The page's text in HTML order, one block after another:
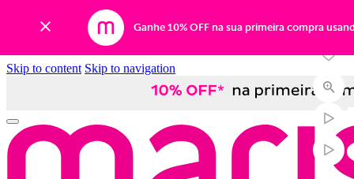
Ganhe 10% OFF na sua primeira compra
Skip to content Skip to navigation